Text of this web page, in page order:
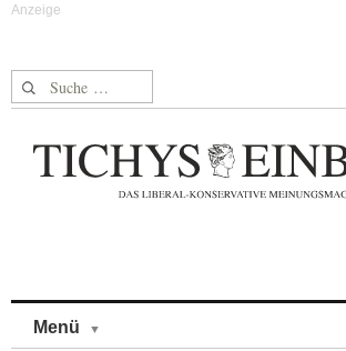
Suche nach:
Menü